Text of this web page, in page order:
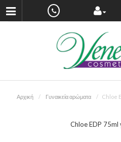
Αρχική Γυναικεία αρώματα Chloe
Chloe EDP 75ml